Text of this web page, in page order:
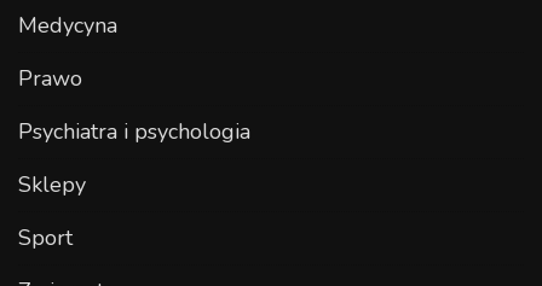
Medycyna
Prawo
Psychiatra i psychologia
Sklepy
Sport